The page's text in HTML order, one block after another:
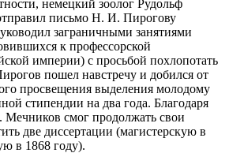
немецкий зоолог Рудольф
письмо Н. И. Пирогову
заграничными занятиями
к профессорской
империи) с просьбой похлопотать
пошел навстречу и добился от
просвещения выделения молодому
стипендии на два года. Благодаря
смог продолжать свои
две диссертации (магистерскую в
в 1868 году).